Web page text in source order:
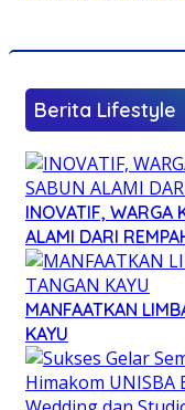
Berita Lifestyle
INOVATIF, WARGA
ALAMI DARI
MANFAATKAN
KAYU